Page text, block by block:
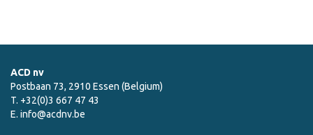
ACD nv
Postbaan 73, 2910 Essen (Belgium)
T. +32(0)3 667 47 43
E. info@acdnv.be